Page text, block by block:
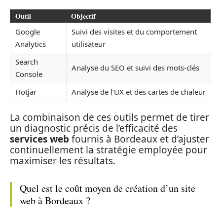
Outil Objectif
Google
Analytics
Suivi des visites et du comportement
utilisateur
Search
Console
Analyse du SEO et suivi des mots-clés
Hotjar Analyse de l’UX et des cartes de chaleur
La combinaison de ces outils permet de tirer
un diagnostic précis de l’efficacité des
services webfournis à Bordeaux et d’ajuster
continuellement la stratégie employée pour
maximiser les résultats.
Quel est le coût moyen de création d’un site
web à Bordeaux ?